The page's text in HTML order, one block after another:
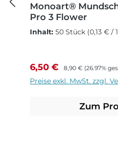
Monoart®
Pro 3 Flower
Inhalt: 50 Stück (0,13 € /
Verkaufspreis:
6,50 € Regulärer Preis:
8,90 € (26.97%
Preise exkl. MwSt. zzgl.
Zum